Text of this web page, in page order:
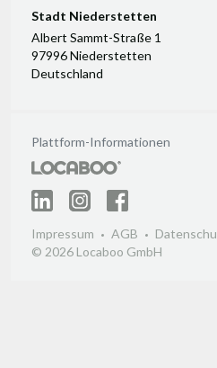
Stadt Niederstetten
Albert Sammt-Straße 1
97996 Niederstetten
Deutschland
Plattform-Informationen
Impressum AGB
© 2026 Locaboo GmbH